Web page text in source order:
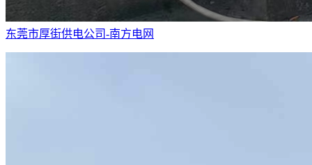
东莞市厚街供电公司-南方电网